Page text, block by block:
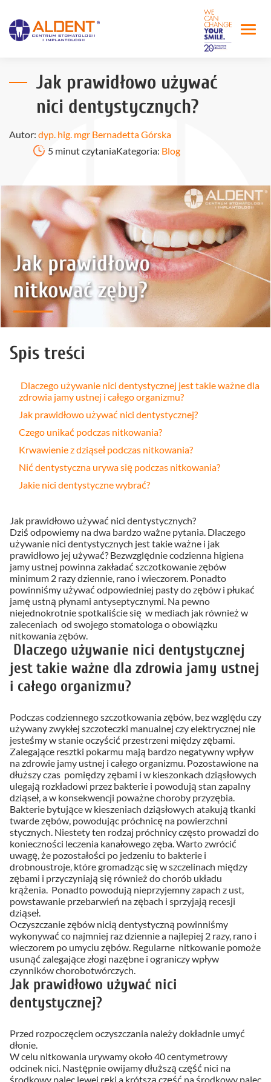
Jak prawidłowo używać
nici dentystycznych?
Autor: dyp. hig. mgr Bernadetta Górska
5 minut czytaniaKategoria: Blog
Spis treści
Dlaczego używanie nici dentystycznej jest takie ważne dla
zdrowia jamy ustnej i całego organizmu?
Jak prawidłowo używać nici dentystycznej?
Czego unikać podczas nitkowania?
Krwawienie z dziąseł podczas nitkowania?
Nić dentystyczna urywa się podczas nitkowania?
Jakie nici dentystyczne wybrać?
Jak prawidłowo używać nici dentystycznych?
Dziś odpowiemy na dwa bardzo ważne pytania. Dlaczego
używanie nici dentystycznych jest takie ważne i jak
prawidłowo jej używać? Bezwzględnie codzienna higiena
jamy ustnej powinna zakładać szczotkowanie zębów
minimum 2 razy dziennie, rano i wieczorem. Ponadto
powinniśmy używać odpowiedniej pasty do zębów i płukać
jamę ustną płynami antyseptycznymi. Na pewno
niejednokrotnie spotkaliście się w mediach jak również w
zaleceniach od swojego stomatologa o obowiązku
nitkowania zębów.
Dlaczego używanie nici dentystycznej
jest takie ważne dla zdrowia jamy ustnej
i całego organizmu?
Podczas codziennego szczotkowania zębów, bez względu czy
używany zwykłej szczoteczki manualnej czy elektrycznej nie
jesteśmy w stanie oczyścić przestrzeni między zębami.
Zalegające resztki pokarmu mają bardzo negatywny wpływ
na zdrowie jamy ustnej i całego organizmu. Pozostawione na
dłuższy czas pomiędzy zębami i w kieszonkach dziąsłowych
ulegają rozkładowi przez bakterie i powodują stan zapalny
dziąseł, a w konsekwencji poważne choroby przyzębia.
Bakterie bytujące w kieszeniach dziąsłowych atakują tkanki
twarde zębów, powodując próchnicę na powierzchni
stycznych. Niestety ten rodzaj próchnicy często prowadzi do
konieczności leczenia kanałowego zęba. Warto zwrócić
uwagę, że pozostałości po jedzeniu to bakterie i
drobnoustroje, które gromadząc się w szczelinach między
zębami i przyczyniają się również do chorób układu
krążenia. Ponadto powodują nieprzyjemny zapach z ust,
powstawanie przebarwień na zębach i sprzyjają recesji
dziąseł.
Oczyszczanie zębów nicią dentystyczną powinniśmy
wykonywać co najmniej raz dziennie a najlepiej 2 razy, rano i
wieczorem po umyciu zębów. Regularne nitkowanie pomoże
usunąć zalegające złogi nazębne i ograniczy wpływ
czynników chorobotwórczych.
Jak prawidłowo używać nici
dentystycznej?
Przed rozpoczęciem oczyszczania należy dokładnie umyć
dłonie.
W celu nitkowania urywamy około 40 centymetrowy
odcinek nici. Następnie owijamy dłuższą część nici na
środkowy palec lewej ręki a krótszą część na środkowy palec